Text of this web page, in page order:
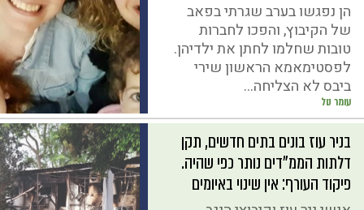
עומר טל
הן נפגשו בערב שגרתי בפאב
של הקיבוץ, והפכו לחברות
טובות שחלמו לחתן את ילדיהן.
לפסטימאמא הראשון שירי
ביבס לא הצליחה...
בניר עוז בונים בתים חדשים, תקן
דלתות הממ"דים נותר כפי שהיה.
פיקוד העורף: אין שינוי באיומים